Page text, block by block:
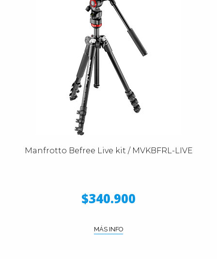
Manfrotto Befree Live kit / MVKBFRL-LIVE
$340.900
MÁS INFO